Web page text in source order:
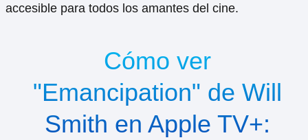
accesible para todos los amantes del cine.
Cómo ver
"Emancipation" de Will
Smith en Apple TV+: